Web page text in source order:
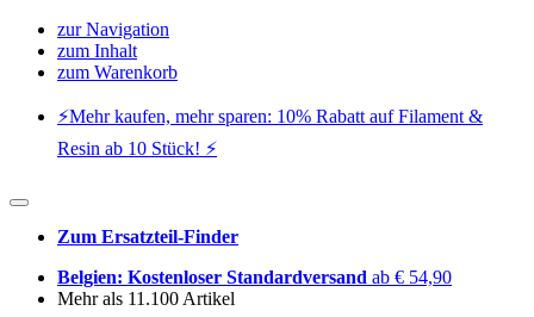
zur Navigation
zum Inhalt
zum Warenkorb
⚡️Mehr kaufen, mehr sparen: 10% Rabatt auf Filament &
Resin ab 10 Stück! ⚡️
Zum Ersatzteil-Finder
Belgien: Kostenloser Standardversand ab € 54,90
Mehr als 11.100 Artikel